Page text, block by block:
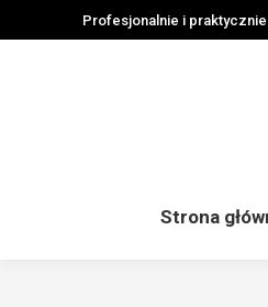
Profesjonalnie i
Strona